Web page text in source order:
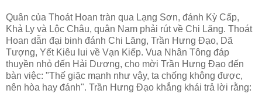
Quân của Thoát Hoan tràn qua Lạng Sơn, đánh Kỳ Cấp,
Khả Ly và Lộc Châu, quân Nam phải rút về Chi Lăng. Thoát
Hoan dẫn đại binh đánh Chi Lăng, Trần Hưng Đạo, Dã
Tượng, Yết Kiêu lui về Vạn Kiếp. Vua Nhân Tông đáp
thuyền nhỏ đến Hải Dương, cho mời Trần Hưng Đạo đến
bàn việc: "Thế giặc mạnh như vậy, ta chống không được,
nên hòa hay đánh". Trần Hưng Đạo khẳng khái trả lời rằng: